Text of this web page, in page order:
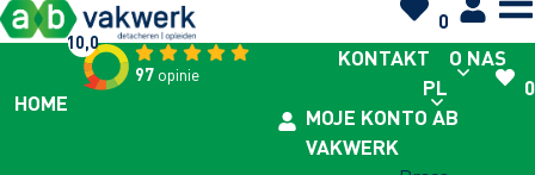
0
HOME
10,0
97 opinie
KONTAKT
O NAS
PL
0
MOJE KONTO AB
VAKWERK